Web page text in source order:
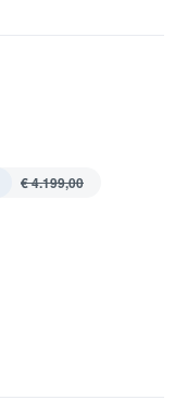
€ 4.199,00